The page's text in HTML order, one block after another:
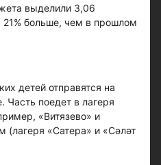
выделили 3,06
больше, чем в прошлом
детей отправятся на
поедет в лагеря
«Витязево» и
«Сатера» и «Сәләт